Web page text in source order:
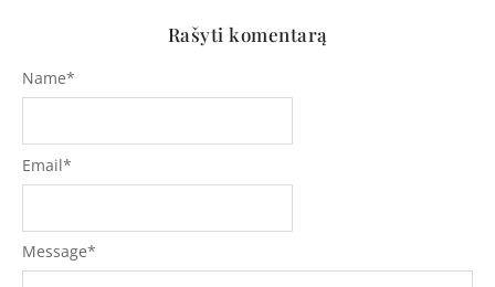
Rašyti komentarą
Message*
Name*
Email*